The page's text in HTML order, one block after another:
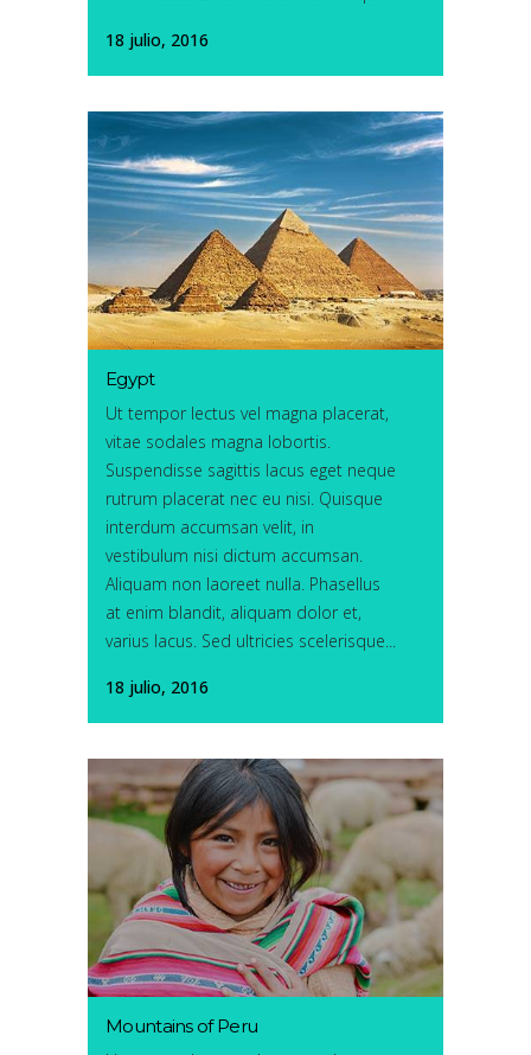
18 julio, 2016
Egypt
Ut tempor lectus vel magna placerat,
vitae sodales magna lobortis.
Suspendisse sagittis lacus eget neque
rutrum placerat nec eu nisi. Quisque
interdum accumsan velit, in
vestibulum nisi dictum accumsan.
Aliquam non laoreet nulla. Phasellus
at enim blandit, aliquam dolor et,
varius lacus. Sed ultricies scelerisque...
18 julio, 2016
Mountains of Peru